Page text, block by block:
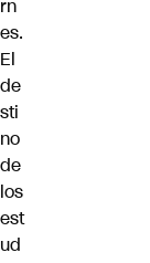
rn
es.
El
de
sti
no
de
los
est
ud